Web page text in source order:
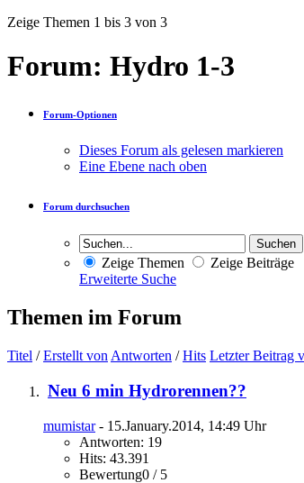
Zeige Themen 1 bis 3 von 3
Forum: Hydro 1-3
Forum-Optionen
Dieses Forum als gelesen markieren
Eine Ebene nach oben
Forum durchsuchen
Zeige Themen
Zeige Beiträge
Erweiterte Suche
Themen im Forum
Titel /Erstellt von Antworten /Hits Letzter Beitrag
Neu 6 min Hydrorennen??
mumistar- 15.January.2014, 14:49 Uhr
Antworten: 19
Hits: 43.391
Bewertung0 / 5